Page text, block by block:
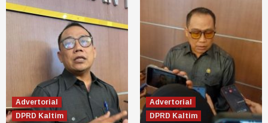
Advertorial
DPRD Kaltim
Advertorial
DPRD Kaltim